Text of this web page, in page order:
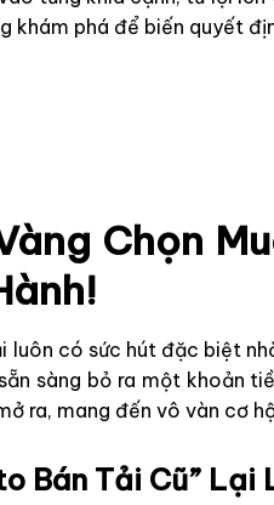
khám phá để biến quyết
Chọn
luôn có sức hút đặc biệt
sàng bỏ ra một khoản
ra, mang đến vô vàn cơ
Bán Tải Cũ”